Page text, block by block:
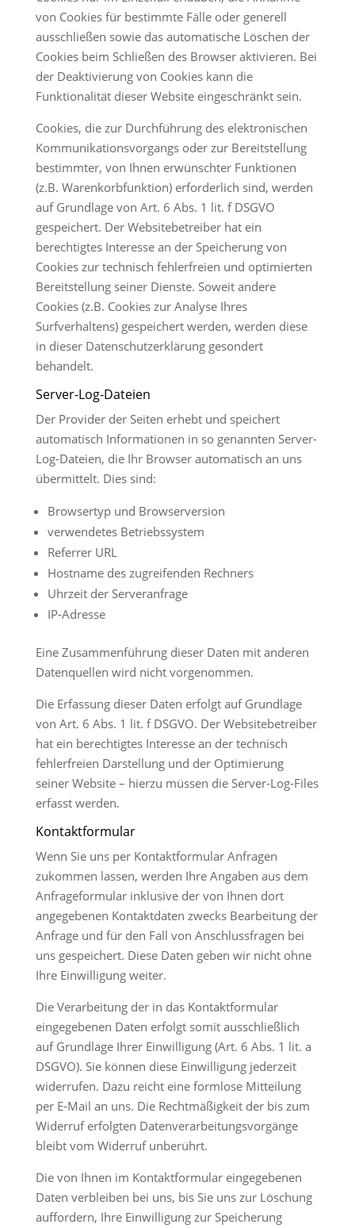
von Cookies für bestimmte Fälle oder generell
ausschließen sowie das automatische Löschen der
Cookies beim Schließen des Browser aktivieren. Bei
der Deaktivierung von Cookies kann die
Funktionalität dieser Website eingeschränkt sein.
Cookies, die zur Durchführung des elektronischen
Kommunikationsvorgangs oder zur Bereitstellung
bestimmter, von Ihnen erwünschter Funktionen
(z.B. Warenkorbfunktion) erforderlich sind, werden
auf Grundlage von Art. 6 Abs. 1 lit. f DSGVO
gespeichert. Der Websitebetreiber hat ein
berechtigtes Interesse an der Speicherung von
Cookies zur technisch fehlerfreien und optimierten
Bereitstellung seiner Dienste. Soweit andere
Cookies (z.B. Cookies zur Analyse Ihres
Surfverhaltens) gespeichert werden, werden diese
in dieser Datenschutzerklärung gesondert
behandelt.
Server-Log-Dateien
Der Provider der Seiten erhebt und speichert
automatisch Informationen in so genannten Server-
Log-Dateien, die Ihr Browser automatisch an uns
übermittelt. Dies sind:
Browsertyp und Browserversion
verwendetes Betriebssystem
Referrer URL
Hostname des zugreifenden Rechners
Uhrzeit der Serveranfrage
IP-Adresse
Eine Zusammenführung dieser Daten mit anderen
Datenquellen wird nicht vorgenommen.
Die Erfassung dieser Daten erfolgt auf Grundlage
von Art. 6 Abs. 1 lit. f DSGVO. Der Websitebetreiber
hat ein berechtigtes Interesse an der technisch
fehlerfreien Darstellung und der Optimierung
seiner Website – hierzu müssen die Server-Log-Files
erfasst werden.
Kontaktformular
Wenn Sie uns per Kontaktformular Anfragen
zukommen lassen, werden Ihre Angaben aus dem
Anfrageformular inklusive der von Ihnen dort
angegebenen Kontaktdaten zwecks Bearbeitung der
Anfrage und für den Fall von Anschlussfragen bei
uns gespeichert. Diese Daten geben wir nicht ohne
Ihre Einwilligung weiter.
Die Verarbeitung der in das Kontaktformular
eingegebenen Daten erfolgt somit ausschließlich
auf Grundlage Ihrer Einwilligung (Art. 6 Abs. 1 lit. a
DSGVO). Sie können diese Einwilligung jederzeit
widerrufen. Dazu reicht eine formlose Mitteilung
per E-Mail an uns. Die Rechtmäßigkeit der bis zum
Widerruf erfolgten Datenverarbeitungsvorgänge
bleibt vom Widerruf unberührt.
Die von Ihnen im Kontaktformular eingegebenen
Daten verbleiben bei uns, bis Sie uns zur Löschung
auffordern, Ihre Einwilligung zur Speicherung